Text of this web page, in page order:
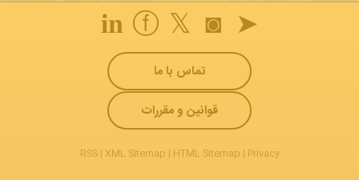
➤
◙
𝕏
ⓕ
𝐢𝐧
تماس با ما
قوانین و مقررات
RSS| XML Sitemap | HTML Sitemap | Privacy